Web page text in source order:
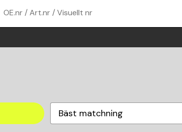
OE.nr / Art.nr / Visuellt nr
Bäst matchning